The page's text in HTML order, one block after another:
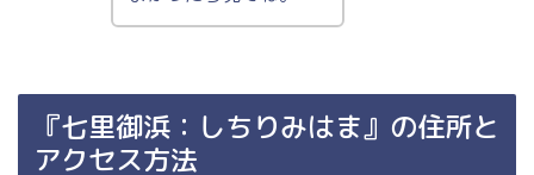
『七里御浜：しちりみはま』の住所と
アクセス方法